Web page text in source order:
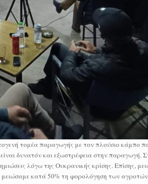
τομέα παραγωγής με τον πλούσιο κάμπο
δυνατόν και εξωστρέφεια στην παραγωγή.
λόγω της Ουκρανικής κρίσης. Επίσης,
κατά 50% τη φορολόγηση των αγροτών